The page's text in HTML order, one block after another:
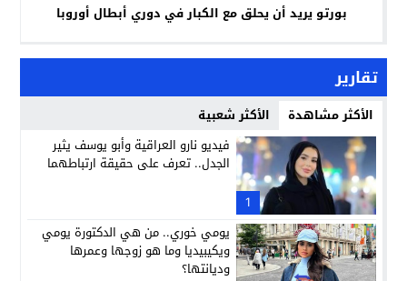
بورتو يريد أن يحلق مع الكبار في دوري أبطال أوروبا
تقارير
الأكثر مشاهدة الأكثر شعبية
1
فيديو نارو العراقية وأبو يوسف يثير
الجدل.. تعرف على حقيقة ارتباطهما
يومي خوري.. من هي الدكتورة يومي
ويكيبيديا وما هو زوجها وعمرها
وديانتها؟